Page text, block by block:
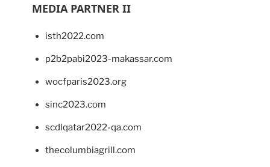
MEDIA PARTNER II
isth2022.com
p2b2pabi2023-makassar.com
wocfparis2023.org
sinc2023.com
scdlqatar2022-qa.com
thecolumbiagrill.com